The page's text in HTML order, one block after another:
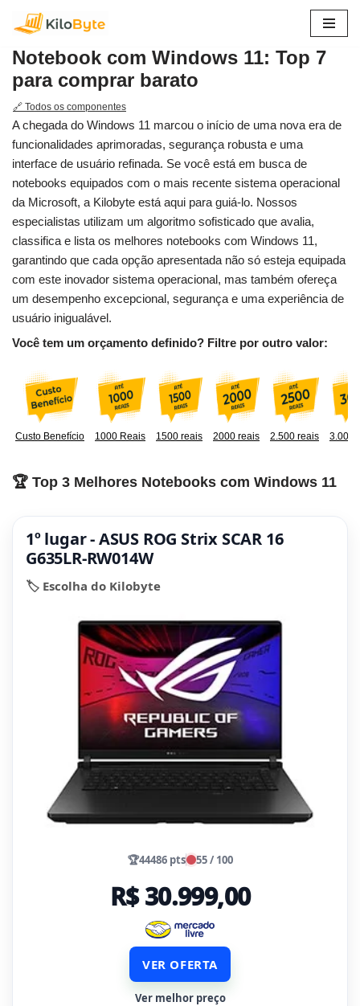
para
o
conteúdo
Notebook com Windows 11: Top 7
para comprar barato
🔗 Todos os componentes
A chegada do Windows 11 marcou o início de uma nova era de
funcionalidades aprimoradas, segurança robusta e uma
interface de usuário refinada. Se você está em busca de
notebooks equipados com o mais recente sistema operacional
da Microsoft, a Kilobyte está aqui para guiá-lo. Nossos
especialistas utilizam um algoritmo sofisticado que avalia,
classifica e lista os melhores notebooks com Windows 11,
garantindo que cada opção apresentada não só esteja equipada
com este inovador sistema operacional, mas também ofereça
um desempenho excepcional, segurança e uma experiência de
usuário inigualável.
Você tem um orçamento definido? Filtre por outro valor:
Custo Benefício 1000 Reais 1500 reais 2000 reais 2.500 reais 3.000
🏆 Top 3 Melhores Notebooks com Windows 11
1º lugar - ASUS ROG Strix SCAR 16
G635LR-RW014W
🏷️ Escolha do Kilobyte
🏆44486 pts 55 / 100
R$ 30.999,00
VER OFERTA
Ver melhor preço